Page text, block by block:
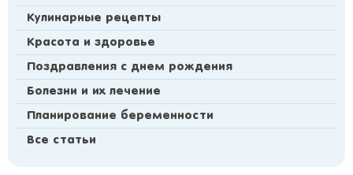
Кулинарные рецепты
Красота и здоровье
Поздравления с днем рождения
Болезни и их лечение
Планирование беременности
Все статьи